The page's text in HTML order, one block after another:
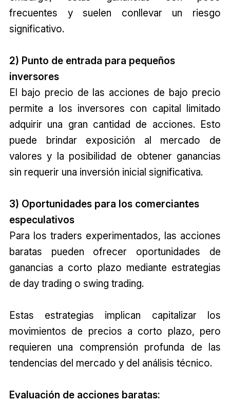
frecuentes y suelen conllevar un riesgo
significativo.
2) Punto de entrada para pequeños
inversores
El bajo precio de las acciones de bajo precio
permite a los inversores con capital limitado
adquirir una gran cantidad de acciones. Esto
puede brindar exposición al mercado de
valores y la posibilidad de obtener ganancias
sin requerir una inversión inicial significativa.
3) Oportunidades para los comerciantes
especulativos
Para los traders experimentados, las acciones
baratas pueden ofrecer oportunidades de
ganancias a corto plazo mediante estrategias
de day trading o swing trading.
Estas estrategias implican capitalizar los
movimientos de precios a corto plazo, pero
requieren una comprensión profunda de las
tendencias del mercado y del análisis técnico.
Evaluación de acciones baratas: